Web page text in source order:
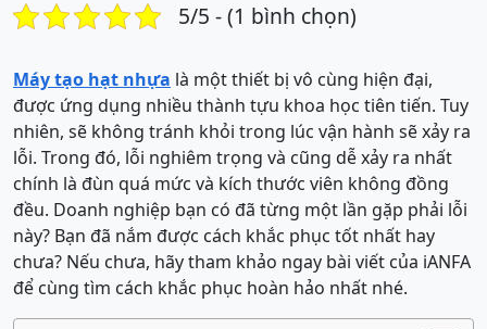
5/5 - (1 bình chọn)
Máy tạo hạt nhựa là một thiết bị vô cùng hiện đại,
được ứng dụng nhiều thành tựu khoa học tiên tiến. Tuy
nhiên, sẽ không tránh khỏi trong lúc vận hành sẽ xảy ra
lỗi. Trong đó, lỗi nghiêm trọng và cũng dễ xảy ra nhất
chính là đùn quá mức và kích thước viên không đồng
đều. Doanh nghiệp bạn có đã từng một lần gặp phải lỗi
này? Bạn đã nắm được cách khắc phục tốt nhất hay
chưa? Nếu chưa, hãy tham khảo ngay bài viết của iANFA
để cùng tìm cách khắc phục hoàn hảo nhất nhé.